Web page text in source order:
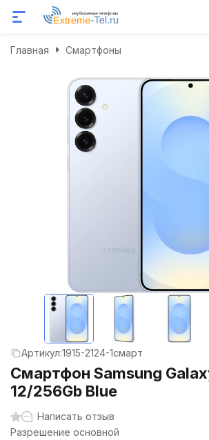
Главная Смартфоны
Артикул:1915-2124-1смарт
Смартфон Samsung
12/256Gb Blue
Написать отзыв
Разрешение основной